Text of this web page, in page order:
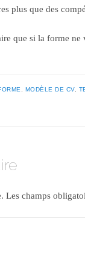
plus que des
que si la forme ne
MODÈLE DE CV,
Les champs